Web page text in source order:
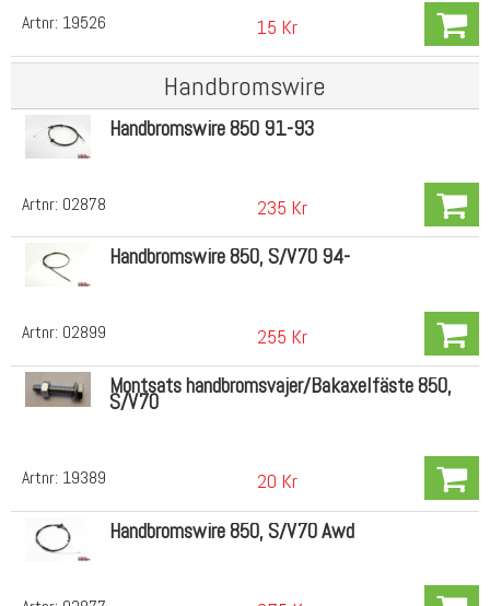
Artnr: 19526 15 Kr
Handbromswire
Artnr: 02878
Handbromswire 850 91-93
235 Kr
Artnr: 02899
Handbromswire 850, S/V70 94-
255 Kr
Artnr: 19389
Montsats handbromsvajer/Bakaxelfäste 850,
S/V70
20 Kr
Handbromswire 850, S/V70 Awd